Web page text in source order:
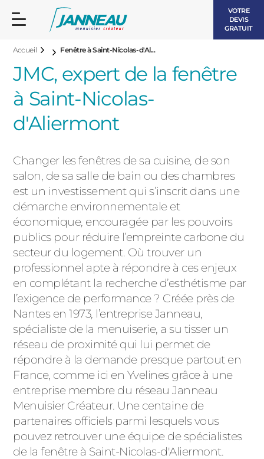
VOTRE
DEVIS
GRATUIT
Accueil Fenêtre à Saint-Nicolas-d'Al...
JMC, expert de la fenêtre
à Saint-Nicolas-
d'Aliermont
Changer les fenêtres de sa cuisine, de son
salon, de sa salle de bain ou des chambres
est un investissement qui s’inscrit dans une
démarche environnementale et
économique, encouragée par les pouvoirs
publics pour réduire l’empreinte carbone du
secteur du logement. Où trouver un
professionnel apte à répondre à ces enjeux
en complétant la recherche d’esthétisme par
l’exigence de performance ? Créée près de
Nantes en 1973, l’entreprise Janneau,
spécialiste de la menuiserie, a su tisser un
réseau de proximité qui lui permet de
répondre à la demande presque partout en
France, comme ici en Yvelines grâce à une
entreprise membre du réseau Janneau
Menuisier Créateur. Une centaine de
partenaires officiels parmi lesquels vous
pouvez retrouver une équipe de spécialistes
de la fenêtre à Saint-Nicolas-d'Aliermont.
FENÊTRES ET PORTES-FENÊTRES
BOIS
PVC
ALUMINIUM
BAIES VITRÉES
PORTES D’ENTRÉELES INTEMPORELLES
LES LUMINEUSES
VOLETS ROULANTS
PERGOLAS
PORTAILS ET PORTILLONS
CARPORTS
CLÔTURES